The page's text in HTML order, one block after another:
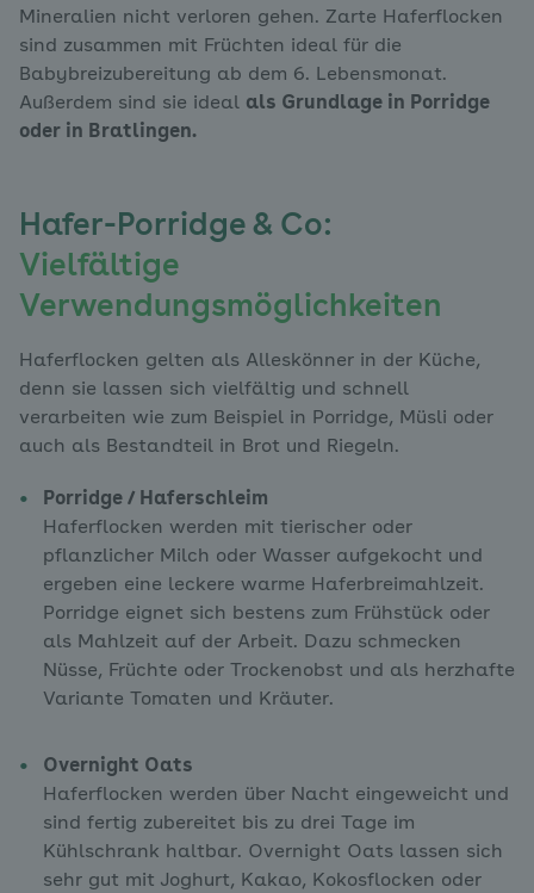
Mineralien nicht verloren gehen. Zarte Haferflocken
sind zusammen mit Früchten ideal für die
Babybreizubereitung ab dem 6. Lebensmonat.
Außerdem sind sie ideal als Grundlage in Porridge
oder in Bratlingen.
Hafer-Porridge & Co:
Vielfältige
Verwendungsmöglichkeiten
Haferflocken gelten als Alleskönner in der Küche,
denn sie lassen sich vielfältig und schnell
verarbeiten wie zum Beispiel in Porridge, Müsli oder
auch als Bestandteil in Brot und Riegeln.
Porridge / Haferschleim
Haferflocken werden mit tierischer oder
pflanzlicher Milch oder Wasser aufgekocht und
ergeben eine leckere warme Haferbreimahlzeit.
Porridge eignet sich bestens zum Frühstück oder
als Mahlzeit auf der Arbeit. Dazu schmecken
Nüsse, Früchte oder Trockenobst und als herzhafte
Variante Tomaten und Kräuter.
Overnight Oats
Haferflocken werden über Nacht eingeweicht und
sind fertig zubereitet bis zu drei Tage im
Kühlschrank haltbar. Overnight Oats lassen sich
sehr gut mit Joghurt, Kakao, Kokosflocken oder